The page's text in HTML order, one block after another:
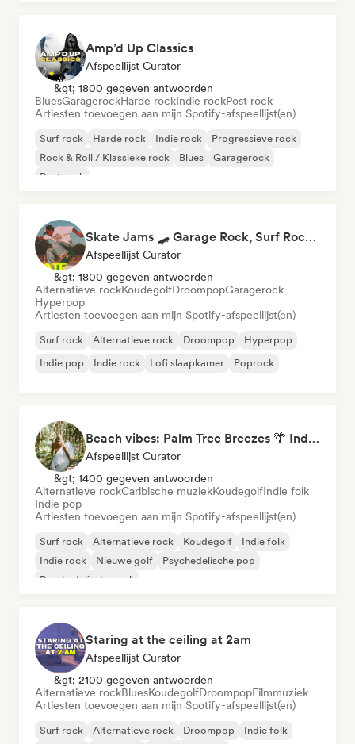
Amp’d Up Classics
Afspeellijst Curator
&gt; 1800 gegeven antwoorden
BluesGaragerockHarde rockIndie rockPost rock
Artiesten toevoegen aan mijn Spotify-afspeellijst(en)
Surf rock Harde rock Indie rock
Progressieve rock
Rock & Roll / Klassieke rock
Blues
Garagerock
Post rock
Skate Jams 🛹 Garage Rock, Surf Rock & Neo-Psych
Afspeellijst Curator
&gt; 1800 gegeven antwoorden
Alternatieve rockKoudegolfDroompopGaragerock
Hyperpop
Artiesten toevoegen aan mijn Spotify-afspeellijst(en)
Surf rock Alternatieve rock Droompop
Hyperpop
Indie pop
Indie rock Lofi slaapkamer Poprock
Beach vibes: Palm Tree Breezes 🌴 Indie Folk, Acoustic & Singer-Songwriter
Afspeellijst Curator
&gt; 1400 gegeven antwoorden
Alternatieve rockCaribische muziekKoudegolfIndie folk
Indie pop
Artiesten toevoegen aan mijn Spotify-afspeellijst(en)
Surf rock Alternatieve rock Koudegolf
Indie folk
Indie rock
Nieuwe golf
Psychedelische pop
Psychedelische rock
Staring at the ceiling at 2am
Afspeellijst Curator
&gt; 2100 gegeven antwoorden
Alternatieve rockBluesKoudegolfDroompopFilmmuziek
Artiesten toevoegen aan mijn Spotify-afspeellijst(en)
Surf rock Alternatieve rock Droompop
Indie folk